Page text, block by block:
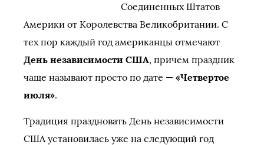
Соединенных Штатов
Америки от Королевства Великобритании. С
тех пор каждый год американцы отмечают
День независимости США, причем праздник
чаще называют просто по дате — «Четвертое
июля».
Традиция праздновать День независимости
США установилась уже на следующий год